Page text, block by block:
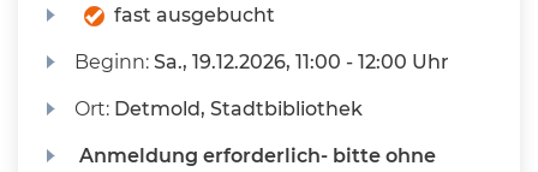
fast ausgebucht
Beginn:Sa., 19.12.2026, 11:00 - 12:00 Uhr
Ort: Detmold, Stadtbibliothek
Anmeldung erforderlich- bitte ohne